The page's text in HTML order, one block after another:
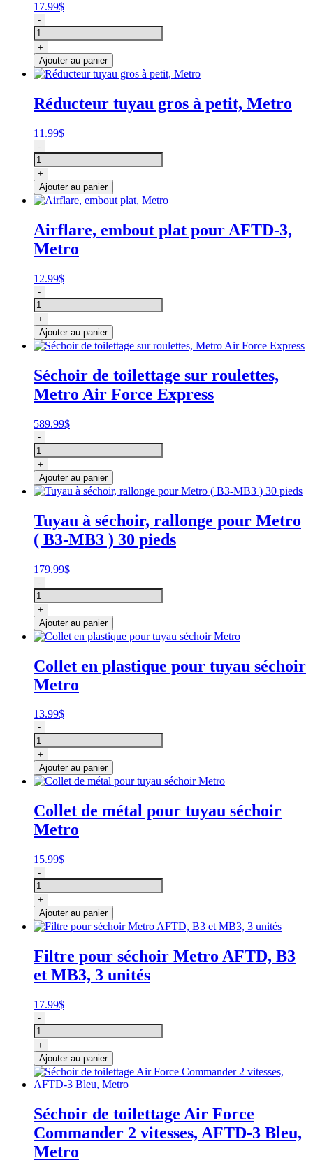
17.99$
quantité
de
Embout
caoutchouc
AFTD
/
Metro
-
+
Ajouter au panier
Réducteur tuyau gros à petit, Metro
11.99$
quantité
de
Réducteur
tuyau
gros
à
Metro
-
+
Ajouter au panier
Airflare, embout plat pour AFTD-3,
Metro
12.99$
quantité
de
Airflare,
embout
plat,
Metro
-
+
Ajouter au panier
Séchoir de toilettage sur roulettes,
Metro Air Force Express
589.99$
quantité
de
Séchoir
de
toilettage
sur
Metro
Air
Force
-
+
Ajouter au panier
Tuyau à séchoir, rallonge pour Metro
( B3-MB3 ) 30 pieds
179.99$
quantité
de
Tuyau
à
séchoir,
rallonge
Metro
(
B3-
)
30
pieds
-
+
Ajouter au panier
Collet en plastique pour tuyau séchoir
Metro
13.99$
quantité
de
Collet
en
plastique
pour
tuyau
séchoir
Metro
-
+
Ajouter au panier
Collet de métal pour tuyau séchoir
Metro
15.99$
quantité
de
Collet
de
métal
pour
séchoir
Metro
-
+
Ajouter au panier
Filtre pour séchoir Metro AFTD, B3
et MB3, 3 unités
17.99$
quantité
de
Filtre
pour
séchoir
Metro
AFTD,
et
MB3,
3
unités
-
+
Ajouter au panier
Séchoir de toilettage Air Force
Commander 2 vitesses, AFTD-3 Bleu,
Metro